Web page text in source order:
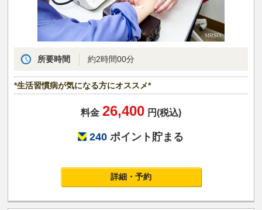
所要時間 約2時間00分
*生活習慣病が気になる方にオススメ*
料金 26,400 円(税込)
240 ポイント貯まる
詳細・予約